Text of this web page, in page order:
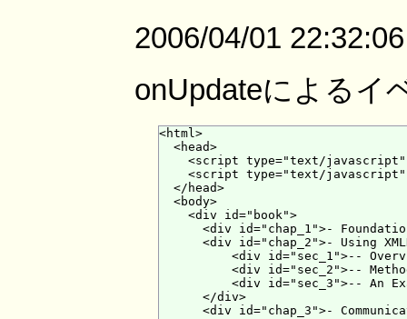
2006/04/01
onUpdateによるイ
<html>
  <head>
<script type="text/
<script type="text/
  </head>
  <body>
    <div id="book">
<div id="chap_1">-
<div id="chap_2">- Using
<div id="sec_1">--
<div id="sec_2">--
<div id="sec_3">-- An
      </div>
<div id="chap_3">-